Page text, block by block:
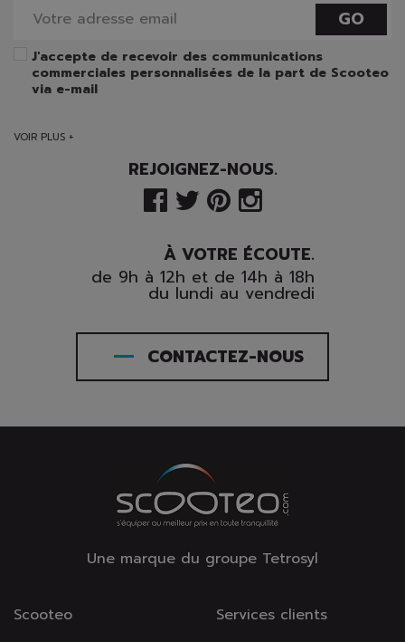
GO
J'accepte de recevoir des communications
commerciales personnalisées de la part de Scooteo
via e-mail
VOIR PLUS +
REJOIGNEZ-NOUS.
À VOTRE ÉCOUTE.
de 9h à 12h et de 14h à 18h
du lundi au vendredi
CONTACTEZ-NOUS
Une marque du groupe Tetrosyl
Scooteo Services clients